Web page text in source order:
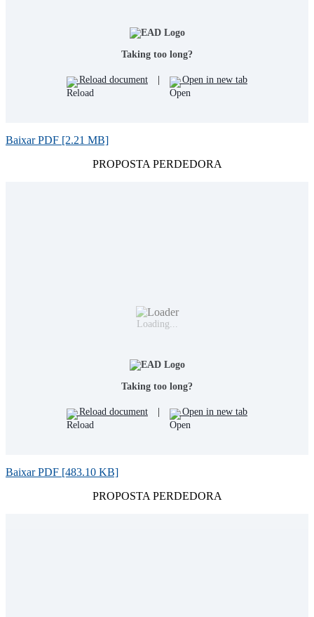
Taking too long?
Reload document Open in new tab
Baixar PDF [2.21 MB]
PROPOSTA PERDEDORA
Loading...
Taking too long?
Reload document Open in new tab
Baixar PDF [483.10 KB]
PROPOSTA PERDEDORA